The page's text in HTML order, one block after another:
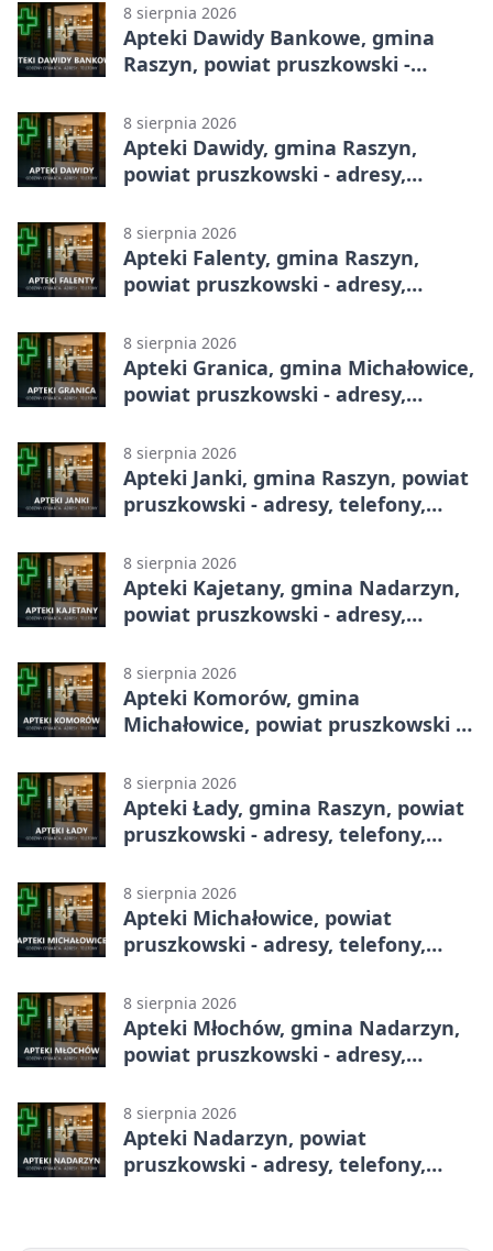
8 sierpnia 2026
Apteki Dawidy Bankowe, gmina
Raszyn, powiat pruszkowski -
8 sierpnia 2026
Apteki Dawidy, gmina Raszyn,
powiat pruszkowski - adresy,
8 sierpnia 2026
Apteki Falenty, gmina Raszyn,
powiat pruszkowski - adresy,
8 sierpnia 2026
Apteki Granica, gmina Michałowice,
powiat pruszkowski - adresy,
8 sierpnia 2026
Apteki Janki, gmina Raszyn, powiat
pruszkowski - adresy, telefony,
8 sierpnia 2026
Apteki Kajetany, gmina Nadarzyn,
powiat pruszkowski - adresy,
8 sierpnia 2026
Apteki Komorów, gmina
Michałowice, powiat pruszkowski -
8 sierpnia 2026
Apteki Łady, gmina Raszyn, powiat
pruszkowski - adresy, telefony,
8 sierpnia 2026
Apteki Michałowice, powiat
pruszkowski - adresy, telefony,
8 sierpnia 2026
Apteki Młochów, gmina Nadarzyn,
powiat pruszkowski - adresy,
8 sierpnia 2026
Apteki Nadarzyn, powiat
pruszkowski - adresy, telefony,